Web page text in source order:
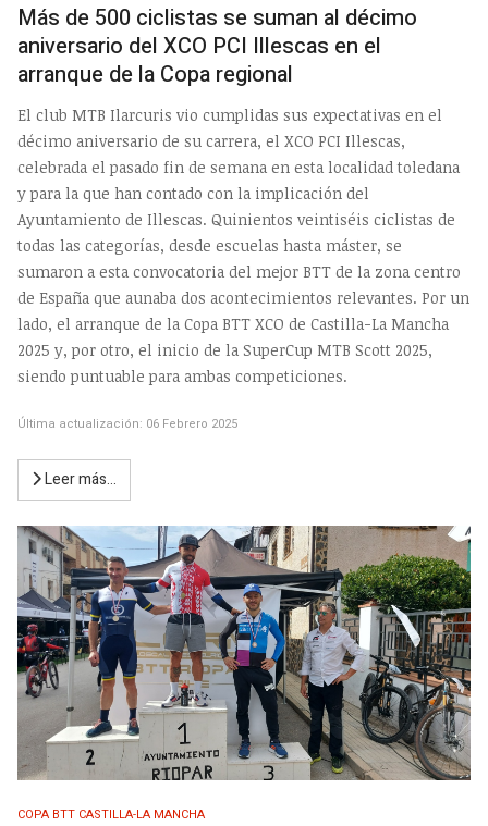
Más de 500 ciclistas se suman al décimo
aniversario del XCO PCI Illescas en el
arranque de la Copa regional
El club MTB Ilarcuris vio cumplidas sus expectativas en el
décimo aniversario de su carrera, el XCO PCI Illescas,
celebrada el pasado fin de semana en esta localidad toledana
y para la que han contado con la implicación del
Ayuntamiento de Illescas. Quinientos veintiséis ciclistas de
todas las categorías, desde escuelas hasta máster, se
sumaron a esta convocatoria del mejor BTT de la zona centro
de España que aunaba dos acontecimientos relevantes. Por un
lado, el arranque de la Copa BTT XCO de Castilla-La Mancha
2025 y, por otro, el inicio de la SuperCup MTB Scott 2025,
siendo puntuable para ambas competiciones.
Última actualización: 06 Febrero 2025
Leer más…
COPA BTT CASTILLA-LA MANCHA